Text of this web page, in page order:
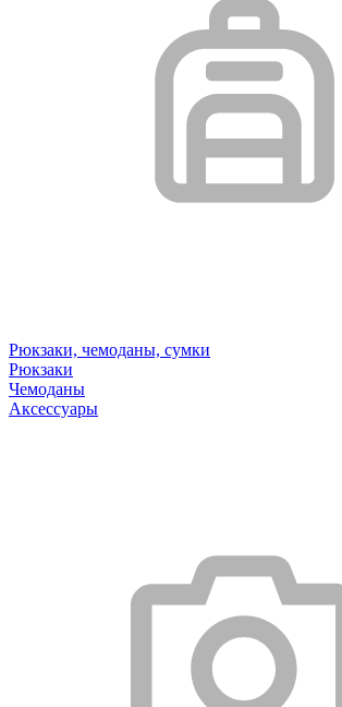
Рюкзаки, чемоданы, сумки
Рюкзаки
Чемоданы
Аксессуары